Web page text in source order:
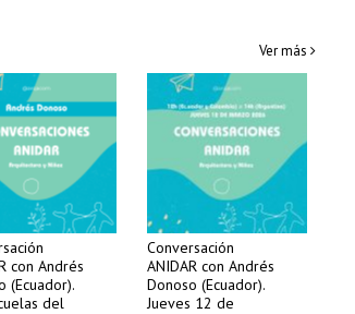
Ver más
con Andrés
(Ecuador).
del
Conversación
ANIDAR con Andrés
Donoso (Ecuador).
Jueves 12 de